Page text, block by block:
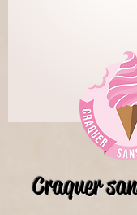
Craquer